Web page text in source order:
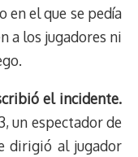
en el que se pedía
a los jugadores ni
el incidente.
un espectador de
dirigió al jugador